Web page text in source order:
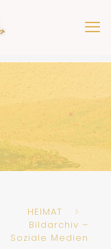
HEIMAT
Bildarchiv –
Soziale Medien